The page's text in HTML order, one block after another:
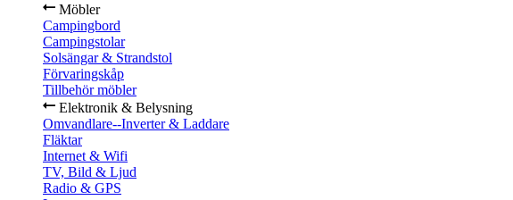
Möbler
Campingbord
Campingstolar
Solsängar & Strandstol
Förvaringskåp
Tillbehör möbler
Elektronik & Belysning
Omvandlare--Inverter & Laddare
Fläktar
Internet & Wifi
TV, Bild & Ljud
Radio & GPS